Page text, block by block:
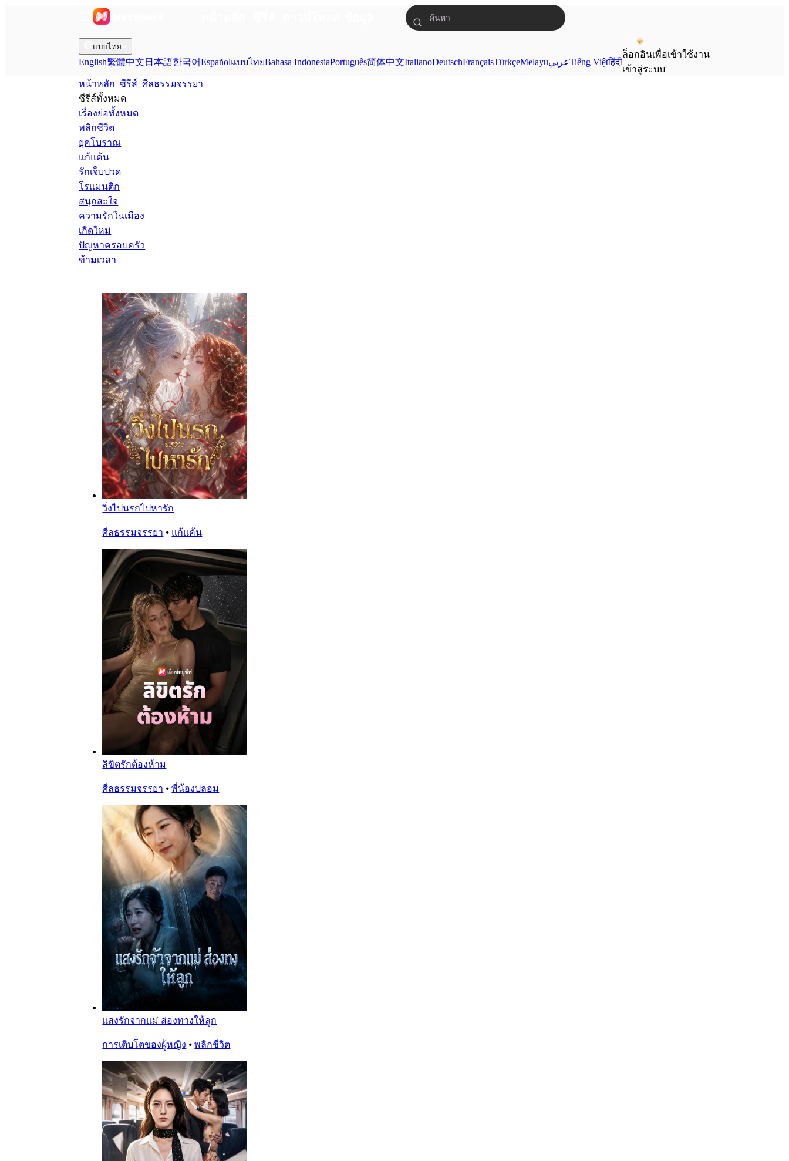
แบบไทย
English繁體中文 日本語한국어EspañolแบบไทยBahasa IndonesiaPortuguês简体中文ItalianoDeutschFrançaisTürkçeMelayuعربيTiếng Việtहिंदी
ล็อกอินเพื่อเข้าใช้งาน
เข้าสู่ระบบ
หน้าหลัก ซีรีส์ ศีลธรรมจรรยา
ซีรีส์ทั้งหมด
เรื่องย่อทั้งหมด
พลิกชีวิต
ยุคโบราณ
แก้แค้น
รักเจ็บปวด
โรแมนติก
สนุกสะใจ
ความรักในเมือง
เกิดใหม่
ปัญหาครอบครัว
ข้ามเวลา
วิ่งไปนรกไปหารัก
ศีลธรรมจรรยา ⦁ แก้แค้น
ลิขิตรักต้องห้าม
ศีลธรรมจรรยา ⦁พี่น้องปลอม
แสงรักจากแม่ ส่องทางให้ลูก
การเติบโตของผู้หญิง ⦁พลิกชีวิต